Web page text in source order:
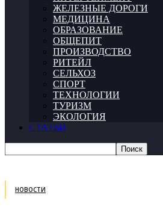
ЖЕЛЕЗНЫЕ ДОРОГИ
МЕДИЦИНА
ОБРАЗОВАНИЕ
ОБЩЕПИТ
ПРОИЗВОДСТВО
РИТЕЙЛ
СЕЛЬХОЗ
СПОРТ
ТЕХНОЛОГИИ
ТУРИЗМ
ЭКОЛОГИЯ
СТАТЬИ
НОВОСТИ